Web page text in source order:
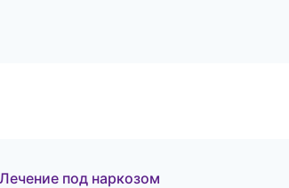
под наркозом